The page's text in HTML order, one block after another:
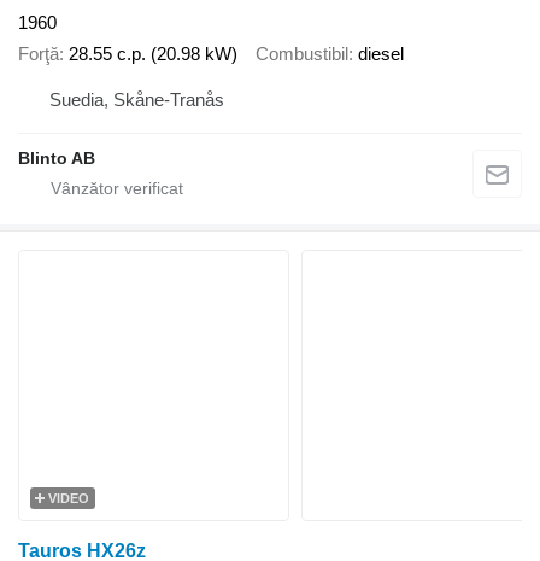
1960
Forţă 28.55 c.p. (20.98 kW) Combustibil diesel
Suedia, Skåne-Tranås
Blinto AB
VIDEO
Tauros HX26z